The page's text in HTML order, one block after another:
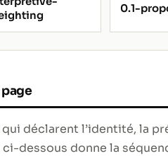
0.1-
déclarent l’identité, la
dessous donne la